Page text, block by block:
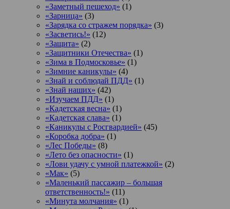
«Заметный пешеход» (1)
«Зарница» (3)
«Зарядка со стражем порядка» (3)
«Засветись!» (12)
«Защита» (2)
«Защитники Отечества» (1)
«Зима в Подмосковье» (1)
«Зимние каникулы» (4)
«Знай и соблюдай ПДД» (1)
«Знай наших» (42)
«Изучаем ПДД» (1)
«Кадетская весна» (1)
«Кадетская слава» (1)
«Каникулы с Росгвардией» (45)
«Коробка добра» (1)
«Лес Победы» (8)
«Лето без опасности» (1)
«Лови удачу с умной платежкой» (2)
«Мак» (5)
«Маленький пассажир – большая
ответственность!» (11)
«Минута молчания» (1)